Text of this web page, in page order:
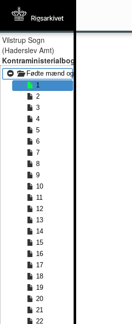
Vilstrup Sogn
(Haderslev Amt)
Kontraministerialbog
Fødte mænd og kvinder 1798 -
1
2
3
4
5
6
7
8
9
10
11
12
13
14
15
16
17
18
19
20
21
22